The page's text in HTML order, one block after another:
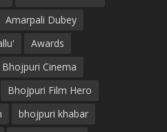
Amarpali Dubey
Awards
Bhojpuri Cinema
Bhojpuri Film Hero
bhojpuri khabar